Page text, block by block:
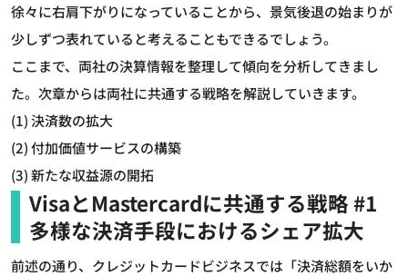
徐々に右肩下がりになっていることから、景気後退の始まりが
少しずつ表れていると考えることもできるでしょう。
ここまで、両社の決算情報を整理して傾向を分析してきまし
た。次章からは両社に共通する戦略を解説していきます。
(1) 決済数の拡大
(2) 付加価値サービスの構築
(3) 新たな収益源の開拓
VisaとMastercardに共通する戦略 #1
多様な決済手段におけるシェア拡大
前述の通り、クレジットカードビジネスでは「決済総額をいか